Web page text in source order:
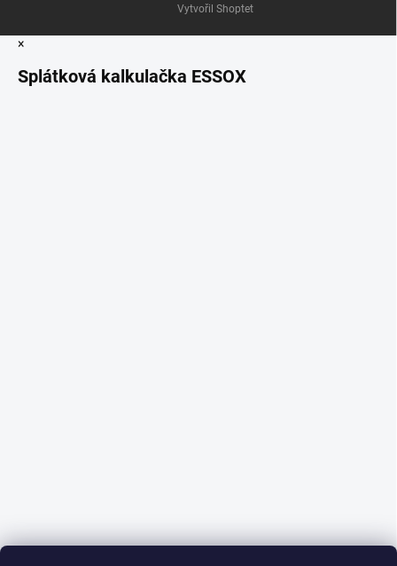
Vytvořil Shoptet
×
Splátková kalkulačka ESSOX